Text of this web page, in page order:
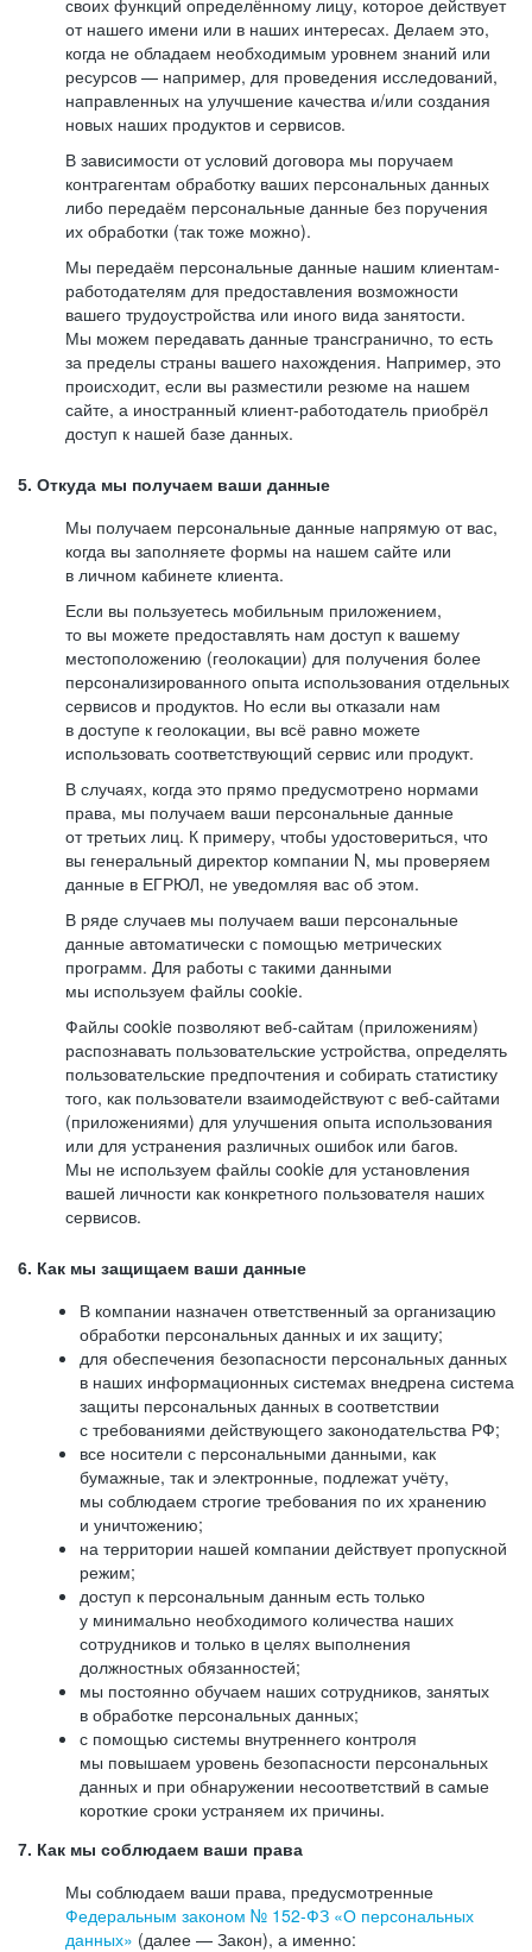
своих функций определённому лицу, которое действует
от нашего имени или в наших интересах. Делаем это,
когда не обладаем необходимым уровнем знаний или
ресурсов — например, для проведения исследований,
направленных на улучшение качества и/или создания
новых наших продуктов и сервисов.
В зависимости от условий договора мы поручаем
контрагентам обработку ваших персональных данных
либо передаём персональные данные без поручения
их обработки (так тоже можно).
Мы передаём персональные данные нашим клиентам-
работодателям для предоставления возможности
вашего трудоустройства или иного вида занятости.
Мы можем передавать данные трансгранично, то есть
за пределы страны вашего нахождения. Например, это
происходит, если вы разместили резюме на нашем
сайте, а иностранный клиент-работодатель приобрёл
доступ к нашей базе данных.
5. Откуда мы получаем ваши данные
Мы получаем персональные данные напрямую от вас,
когда вы заполняете формы на нашем сайте или
в личном кабинете клиента.
Если вы пользуетесь мобильным приложением,
то вы можете предоставлять нам доступ к вашему
местоположению (геолокации) для получения более
персонализированного опыта использования отдельных
сервисов и продуктов. Но если вы отказали нам
в доступе к геолокации, вы всё равно можете
использовать соответствующий сервис или продукт.
В случаях, когда это прямо предусмотрено нормами
права, мы получаем ваши персональные данные
от третьих лиц. К примеру, чтобы удостовериться, что
вы генеральный директор компании N, мы проверяем
данные в ЕГРЮЛ, не уведомляя вас об этом.
В ряде случаев мы получаем ваши персональные
данные автоматически с помощью метрических
программ. Для работы с такими данными
мы используем файлы cookie.
Файлы cookie позволяют веб-сайтам (приложениям)
распознавать пользовательские устройства, определять
пользовательские предпочтения и собирать статистику
того, как пользователи взаимодействуют с веб-сайтами
(приложениями) для улучшения опыта использования
или для устранения различных ошибок или багов.
Мы не используем файлы cookie для установления
вашей личности как конкретного пользователя наших
сервисов.
6. Как мы защищаем ваши данные
В компании назначен ответственный за организацию
обработки персональных данных и их защиту;
для обеспечения безопасности персональных данных
в наших информационных системах внедрена система
защиты персональных данных в соответствии
с требованиями действующего законодательства РФ;
все носители с персональными данными, как
бумажные, так и электронные, подлежат учёту,
мы соблюдаем строгие требования по их хранению
и уничтожению;
на территории нашей компании действует пропускной
режим;
доступ к персональным данным есть только
у минимально необходимого количества наших
сотрудников и только в целях выполнения
должностных обязанностей;
мы постоянно обучаем наших сотрудников, занятых
в обработке персональных данных;
с помощью системы внутреннего контроля
мы повышаем уровень безопасности персональных
данных и при обнаружении несоответствий в самые
короткие сроки устраняем их причины.
7. Как мы соблюдаем ваши права
Мы соблюдаем ваши права, предусмотренные
Федеральным законом № 152-ФЗ «О персональных
данных» (далее — Закон), а именно: